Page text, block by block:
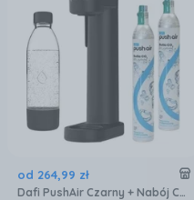
od 264,99 zł
Dafi PushAir Czarny + Nabój CO2 2szt. + Butelka